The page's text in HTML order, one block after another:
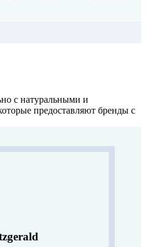
с натуральными и
предоставляют бренды с